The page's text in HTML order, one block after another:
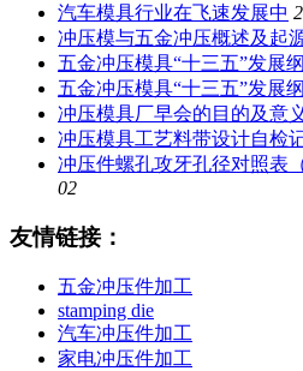
汽车模具行业在飞速发展中
冲压模与五金冲压概述及起
五金冲压模具“十三五”发展
五金冲压模具“十三五”发展
冲压模具厂早会的目的及意义
冲压模具工艺料带设计自检
冲压件螺孔攻牙孔径对照表
02
友情链接：
五金冲压件加工
stamping die
汽车冲压件加工
家电冲压件加工